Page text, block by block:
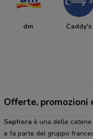
dm Caddy's
Offerte, promozioni
Sephora è una delle
e fa parte del gruppo